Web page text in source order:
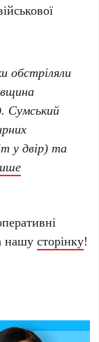
обстріляли
Сумський
у двір) та
нашусторінку!